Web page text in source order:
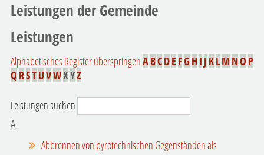
Leistungen der Gemeinde
Leistungen
Alphabetisches Register überspringenABCDE FG H I J KLM NO P
Q RSTUVWXYZ
Leistungen suchen
A
Abbrennen von pyrotechnischen Gegenständen als